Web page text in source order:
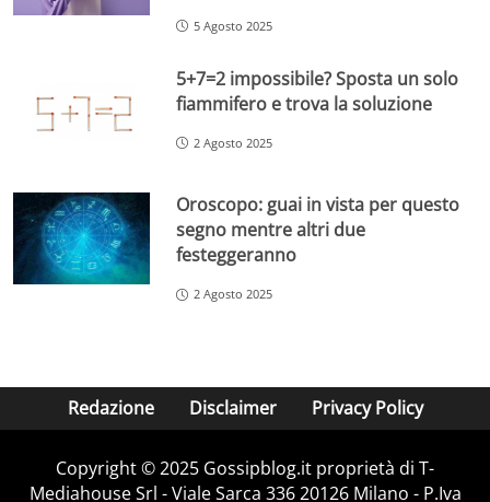
5 Agosto 2025
5+7=2 impossibile? Sposta un solo
fiammifero e trova la soluzione
2 Agosto 2025
Oroscopo: guai in vista per questo
segno mentre altri due
festeggeranno
2 Agosto 2025
Redazione Disclaimer Privacy Policy
Copyright © 2025 Gossipblog.it proprietà di T-
Mediahouse Srl - Viale Sarca 336 20126 Milano - P.Iva